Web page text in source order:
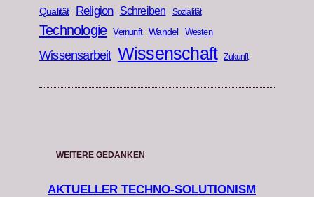
Qualität Religion Schreiben Sozialität
Technologie Vernunft Wandel Westen
Wissensarbeit Wissenschaft Zukunft
WEITERE GEDANKEN
AKTUELLER TECHNO-SOLUTIONISM